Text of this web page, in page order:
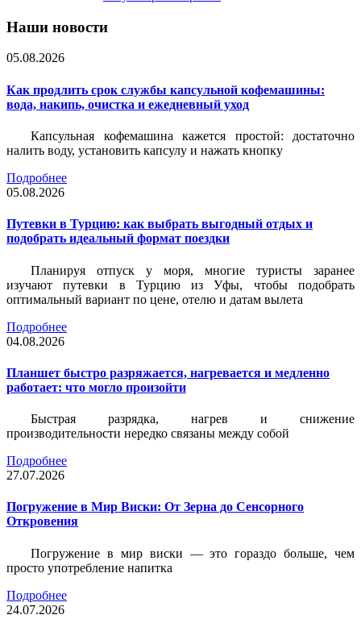
Наши новости
05.08.2026
Как продлить срок службы капсульной кофемашины:
вода, накипь, очистка и ежедневный уход
Капсульная кофемашина кажется простой: достаточно
налить воду, установить капсулу и нажать кнопку
Подробнее
05.08.2026
Путевки в Турцию: как выбрать выгодный отдых и
подобрать идеальный формат поездки
Планируя отпуск у моря, многие туристы заранее
изучают путевки в Турцию из Уфы, чтобы подобрать
оптимальный вариант по цене, отелю и датам вылета
Подробнее
04.08.2026
Планшет быстро разряжается, нагревается и медленно
работает: что могло произойти
Быстрая разрядка, нагрев и снижение
производительности нередко связаны между собой
Подробнее
27.07.2026
Погружение в Мир Виски: От Зерна до Сенсорного
Откровения
Погружение в мир виски — это гораздо больше, чем
просто употребление напитка
Подробнее
24.07.2026